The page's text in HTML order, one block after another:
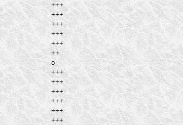
+++
+++
+++
+++
+++
++
o
+++
+++
+++
+++
+++
+++